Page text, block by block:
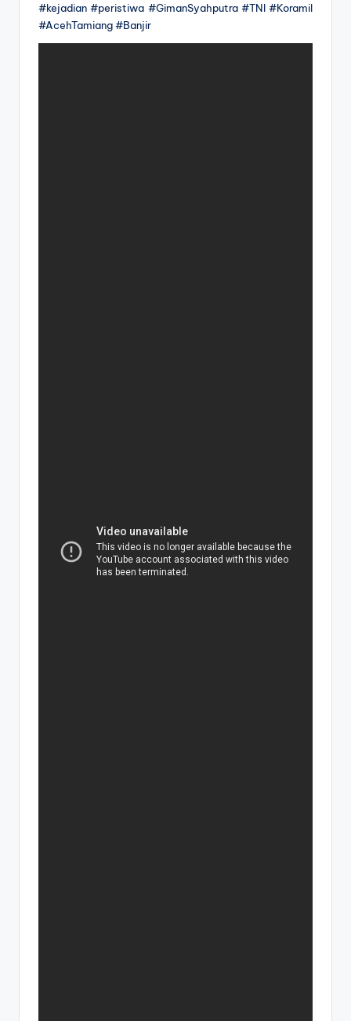
#kejadian #peristiwa #GimanSyahputra #TNI #Koramil
#AcehTamiang #Banjir